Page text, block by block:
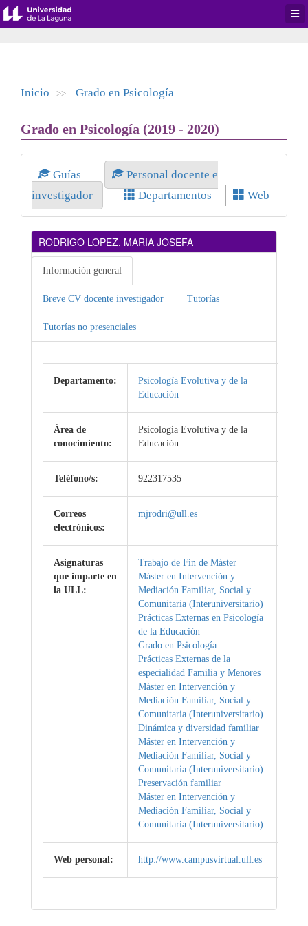
Inicio >> Grado en Psicología
Grado en Psicología (2019 - 2020)
Guías
Personal docente e
investigador
Departamentos Web
RODRIGO LOPEZ, MARIA JOSEFA
Información general
Breve CV docente investigador Tutorías
Tutorías no presenciales
Departamento:
Psicología Evolutiva y de la
Educación
Área de
conocimiento:
Psicología Evolutiva y de la
Educación
Teléfono/s: 922317535
Correos
electrónicos:
mjrodri@ull.es
Asignaturas
que imparte en
la ULL:
Trabajo de Fin de Máster
Máster en Intervención y
Mediación Familiar, Social y
Comunitaria (Interuniversitario)
Prácticas Externas en Psicología
de la Educación
Grado en Psicología
Prácticas Externas de la
especialidad Familia y Menores
Máster en Intervención y
Mediación Familiar, Social y
Comunitaria (Interuniversitario)
Dinámica y diversidad familiar
Máster en Intervención y
Mediación Familiar, Social y
Comunitaria (Interuniversitario)
Preservación familiar
Máster en Intervención y
Mediación Familiar, Social y
Comunitaria (Interuniversitario)
Web personal: http://www.campusvirtual.ull.es